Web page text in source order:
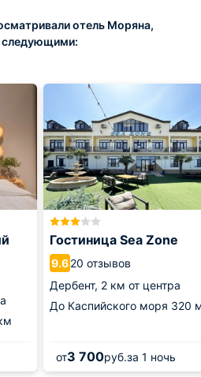
отель Моряна,
следующими:
Гостиница Sea Zone
9.620 отзывов
Дербент, 2 км от центра
До Каспийского моря 320
от3 700руб.за 1 ночь